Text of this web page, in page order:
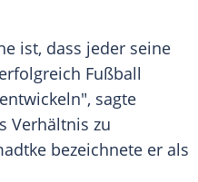
ist, dass jeder seine
Fußball
sagte
Verhältnis zu
bezeichnete er als